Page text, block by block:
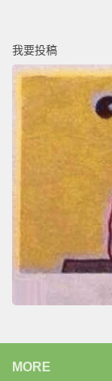
我要投稿
MORE